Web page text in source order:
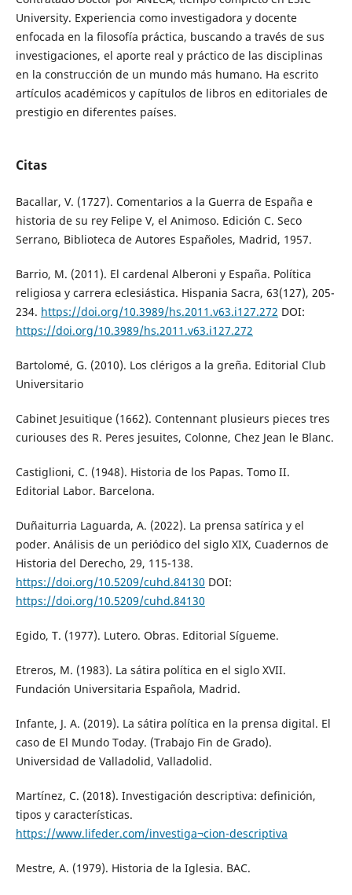
University. Experiencia como investigadora y docente
enfocada en la filosofía práctica, buscando a través de sus
investigaciones, el aporte real y práctico de las disciplinas
en la construcción de un mundo más humano. Ha escrito
artículos académicos y capítulos de libros en editoriales de
prestigio en diferentes países.
Citas
Bacallar, V. (1727). Comentarios a la Guerra de España e
historia de su rey Felipe V, el Animoso. Edición C. Seco
Serrano, Biblioteca de Autores Españoles, Madrid, 1957.
Barrio, M. (2011). El cardenal Alberoni y España. Política
religiosa y carrera eclesiástica. Hispania Sacra, 63(127), 205-
234. https://doi.org/10.3989/hs.2011.v63.i127.272 DOI:
https://doi.org/10.3989/hs.2011.v63.i127.272
Bartolomé, G. (2010). Los clérigos a la greña. Editorial Club
Universitario
Cabinet Jesuitique (1662). Contennant plusieurs pieces tres
curiouses des R. Peres jesuites, Colonne, Chez Jean le Blanc.
Castiglioni, C. (1948). Historia de los Papas. Tomo II.
Editorial Labor. Barcelona.
Duñaiturria Laguarda, A. (2022). La prensa satírica y el
poder. Análisis de un periódico del siglo XIX, Cuadernos de
Historia del Derecho, 29, 115-138.
https://doi.org/10.5209/cuhd.84130 DOI:
https://doi.org/10.5209/cuhd.84130
Egido, T. (1977). Lutero. Obras. Editorial Sígueme.
Etreros, M. (1983). La sátira política en el siglo XVII.
Fundación Universitaria Española, Madrid.
Infante, J. A. (2019). La sátira política en la prensa digital. El
caso de El Mundo Today. (Trabajo Fin de Grado).
Universidad de Valladolid, Valladolid.
Martínez, C. (2018). Investigación descriptiva: definición,
tipos y características.
https://www.lifeder.com/investiga¬cion-descriptiva
Mestre, A. (1979). Historia de la Iglesia. BAC.